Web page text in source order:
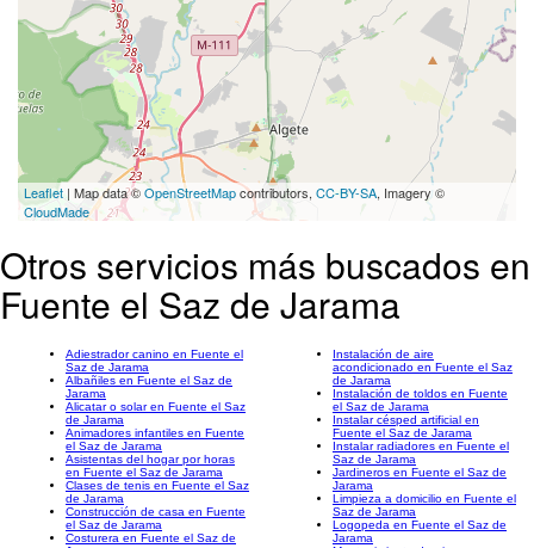
Leaflet | Map data ©OpenStreetMapcontributors, CC-BY-SA, Imagery ©
CloudMade
Otros servicios más buscados en
Fuente el Saz de Jarama
Adiestrador canino en Fuente el
Saz de Jarama
Albañiles en Fuente el Saz de
Jarama
Alicatar o solar en Fuente el Saz
de Jarama
Animadores infantiles en Fuente
el Saz de Jarama
Asistentas del hogar por horas
en Fuente el Saz de Jarama
Clases de tenis en Fuente el Saz
de Jarama
Construcción de casa en Fuente
el Saz de Jarama
Costurera en Fuente el Saz de
Instalación de aire
acondicionado en Fuente el Saz
de Jarama
Instalación de toldos en Fuente
el Saz de Jarama
Instalar césped artificial en
Fuente el Saz de Jarama
Instalar radiadores en Fuente el
Saz de Jarama
Jardineros en Fuente el Saz de
Jarama
Limpieza a domicilio en Fuente el
Saz de Jarama
Logopeda en Fuente el Saz de
Jarama